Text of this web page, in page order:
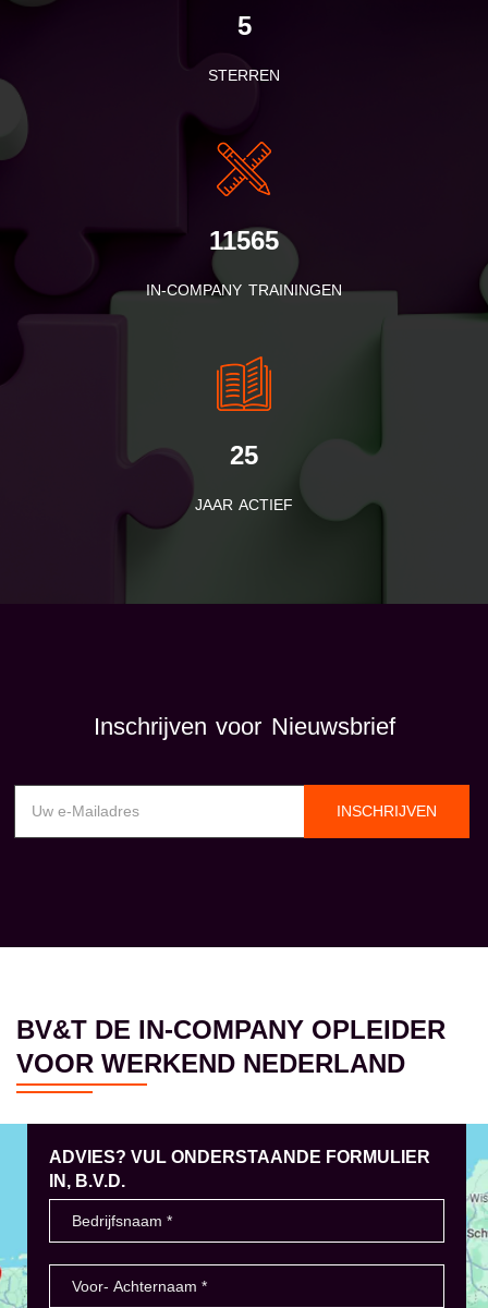
5
STERREN
11565
IN-COMPANY TRAININGEN
25
JAAR ACTIEF
Inschrijven voor Nieuwsbrief
INSCHRIJVEN
BV&T DE IN-COMPANY OPLEIDER
VOOR WERKEND NEDERLAND
ADVIES? VUL ONDERSTAANDE FORMULIER
IN, B.V.D.